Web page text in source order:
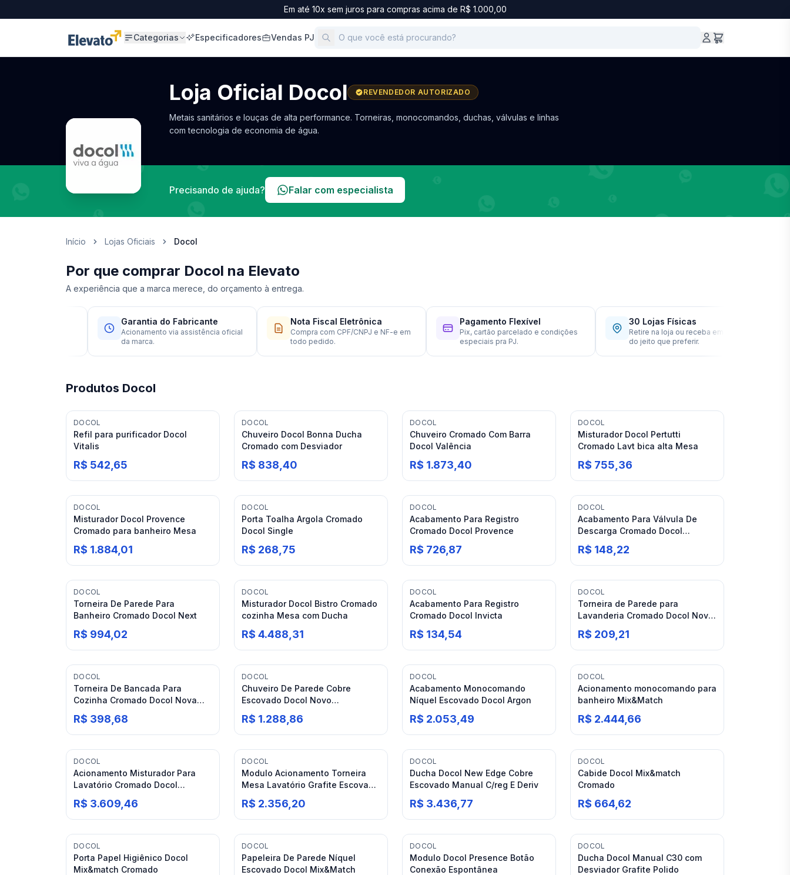
Em até 10x sem juros para compras acima de R$ 1.000,00
Categorias Especificadores Vendas PJ
Loja Oficial Docol REVENDEDOR AUTORIZADO
Metais sanitários e louças de alta performance. Torneiras, monocomandos, duchas, válvulas e linhas
com tecnologia de economia de água.
Precisando de ajuda? Falar com especialista
Início Lojas Oficiais Docol
Por que comprar Docol na Elevato
A experiência que a marca merece, do orçamento à entrega.
Garantia do Fabricante
Acionamento via assistência oficial
da marca.
Nota Fiscal Eletrônica
Compra com CPF/CNPJ e NF-e em
todo pedido.
Pagamento Flexível
Pix, cartão parcelado e condições
especiais pra PJ.
30 Lojas Físicas
Retire na loja ou receba em casa —
do jeito que preferir.
Produtos Docol
DOCOL
Refil para purificador Docol
Vitalis
R$ 542,65
DOCOL
Chuveiro Docol Bonna Ducha
Cromado com Desviador
R$ 838,40
DOCOL
Chuveiro Cromado Com Barra
Docol Valência
R$ 1.873,40
DOCOL
Misturador Docol Pertutti
Cromado Lavt bica alta Mesa
R$ 755,36
DOCOL
Misturador Docol Provence
Cromado para banheiro Mesa
R$ 1.884,01
DOCOL
Porta Toalha Argola Cromado
Docol Single
R$ 268,75
DOCOL
Acabamento Para Registro
Cromado Docol Provence
R$ 726,87
DOCOL
Acabamento Para Válvula De
Descarga Cromado Docol
Salvágua Box
R$ 148,22
DOCOL
Torneira De Parede Para
Banheiro Cromado Docol Next
R$ 994,02
DOCOL
Misturador Docol Bistro Cromado
cozinha Mesa com Ducha
R$ 4.488,31
DOCOL
Acabamento Para Registro
Cromado Docol Invicta
R$ 134,54
DOCOL
Torneira de Parede para
Lavanderia Cromado Docol Nova
Pertutti 1158
R$ 209,21
DOCOL
Torneira De Bancada Para
Cozinha Cromado Docol Nova
Riva 1\2
R$ 398,68
DOCOL
Chuveiro De Parede Cobre
Escovado Docol Novo
Technoshower
R$ 1.288,86
DOCOL
Acabamento Monocomando
Níquel Escovado Docol Argon
R$ 2.053,49
DOCOL
Acionamento monocomando para
banheiro Mix&Match
R$ 2.444,66
DOCOL
Acionamento Misturador Para
Lavatório Cromado Docol
Mix&Match
R$ 3.609,46
DOCOL
Modulo Acionamento Torneira
Mesa Lavatório Grafite Escovado
Docol Mix&match
R$ 2.356,20
DOCOL
Ducha Docol New Edge Cobre
Escovado Manual C/reg E Deriv
R$ 3.436,77
DOCOL
Cabide Docol Mix&match
Cromado
R$ 664,62
DOCOL
Porta Papel Higiênico Docol
Mix&match Cromado
DOCOL
Papeleira De Parede Níquel
Escovado Docol Mix&Match
DOCOL
Modulo Docol Presence Botão
Conexão Espontânea
DOCOL
Ducha Docol Manual C30 com
Desviador Grafite Polido